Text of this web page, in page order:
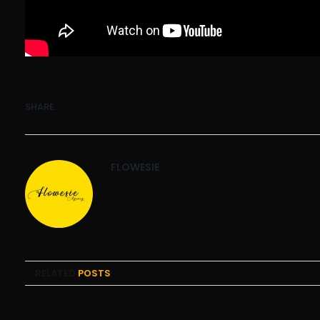
SHARE.
FLOWESIE
POSTS